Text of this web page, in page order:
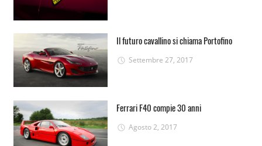
Il futuro cavallino si chiama Portofino
Settembre 27, 2017
Ferrari F40 compie 30 anni
Agosto 2, 2017